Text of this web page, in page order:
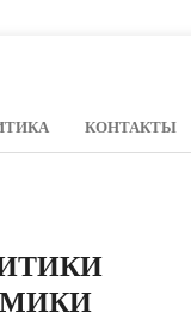
КОНТАКТЫ